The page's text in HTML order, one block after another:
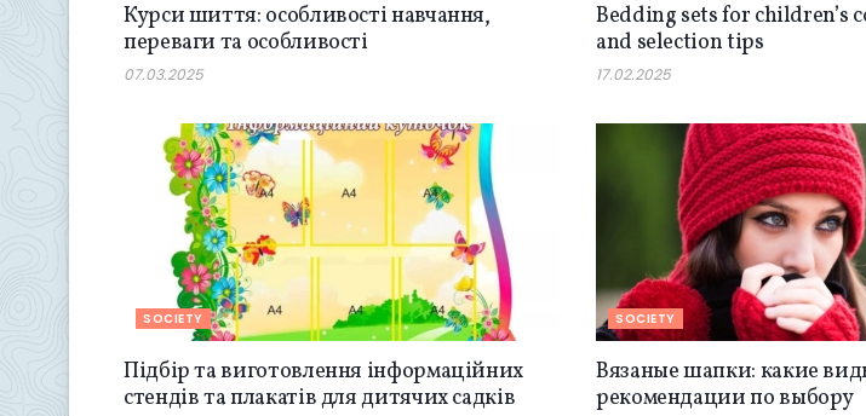
Курси шиття: особливості навчання,
переваги та особливості
07.03.2025
Bedding sets for children’s
and selection tips
17.02.2025
SOCIETY
Підбір та виготовлення інформаційних
стендів та плакатів для дитячих садків
SOCIETY
Вязаные шапки: какие
рекомендации по выбору